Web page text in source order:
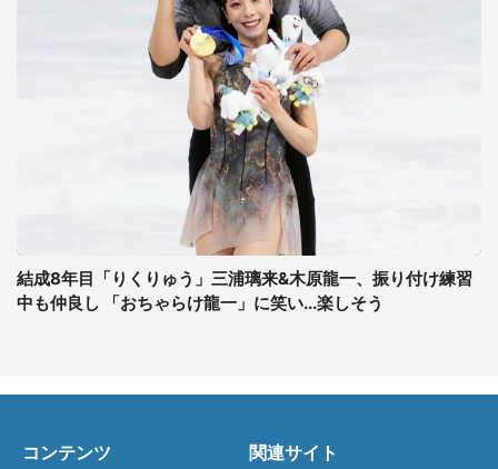
結成8年目「りくりゅう」三浦璃来&木原龍一、振り付け練習
中も仲良し 「おちゃらけ龍一」に笑い...楽しそう
コンテンツ 関連サイト